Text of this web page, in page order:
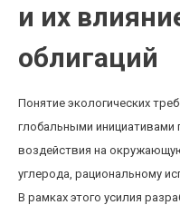
и их
облигаций
Понятие экологических
глобальными инициативами
воздействия на
углерода, рациональному
В рамках этого усилия